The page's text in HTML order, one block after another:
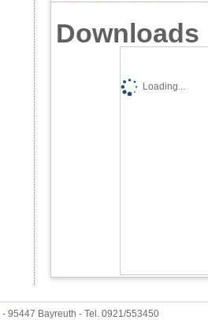
Downloads
Loading...
- 95447 Bayreuth - Tel. 0921/553450